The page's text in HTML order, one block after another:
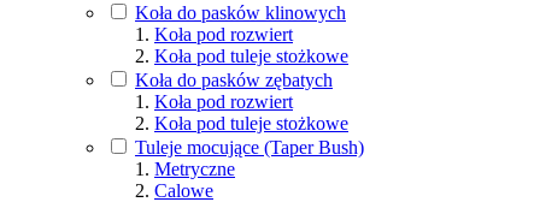
Koła do pasków klinowych
Koła pod rozwiert
Koła pod tuleje stożkowe
Koła do pasków zębatych
Koła pod rozwiert
Koła pod tuleje stożkowe
Tuleje mocujące (Taper Bush)
Metryczne
Calowe